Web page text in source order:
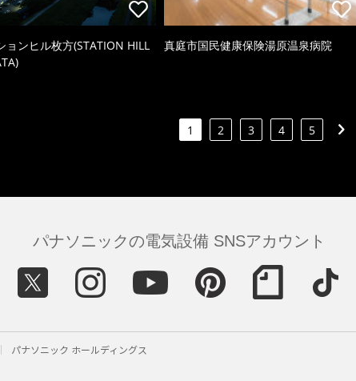
ョンヒル枚方(STATION HILL
真庭市国民健康保険湯原温泉病院
1 2 3 4 5
パナソニックの電気設備 SNSアカウント
パナソニック ホールディングス